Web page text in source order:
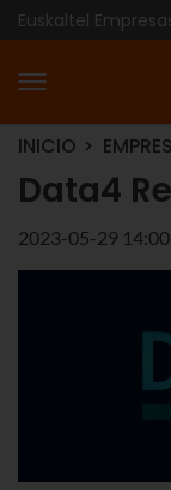
Euskaltel
INICIO
Data4
2023-05-29 14:00